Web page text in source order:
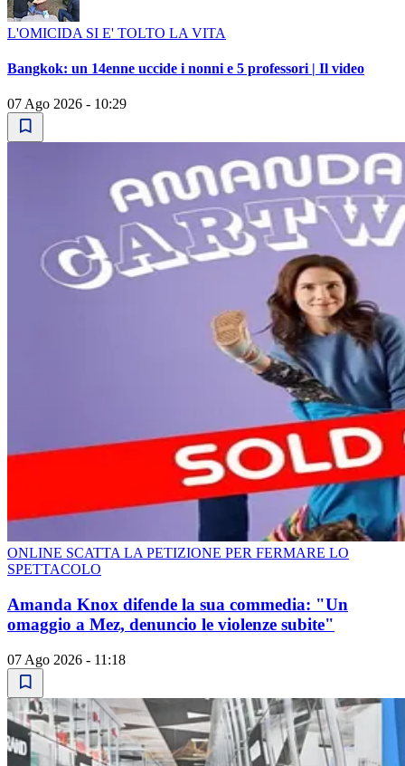
L'OMICIDA SI E' TOLTO LA VITA
Bangkok: un 14enne uccide i nonni e 5 professori | Il video
07 Ago 2026 - 10:29
ONLINE SCATTA LA PETIZIONE PER FERMARE LO
SPETTACOLO
Amanda Knox difende la sua commedia: "Un
omaggio a Mez, denuncio le violenze subite"
07 Ago 2026 - 11:18